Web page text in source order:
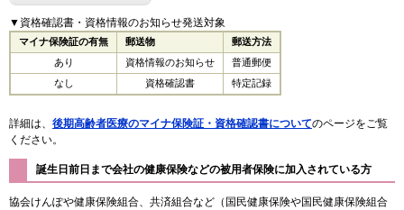
▼資格確認書・資格情報のお知らせ発送対象
マイナ保険証の有無 郵送物 郵送方法
あり 資格情報のお知らせ 普通郵便
なし 資格確認書 特定記録
詳細は、 後期高齢者医療のマイナ保険証・資格確認書についてのページをご覧
ください。
誕生日前日まで会社の健康保険などの被用者保険に加入されている方
協会けんぽや健康保険組合、共済組合など（国民健康保険や国民健康保険組合